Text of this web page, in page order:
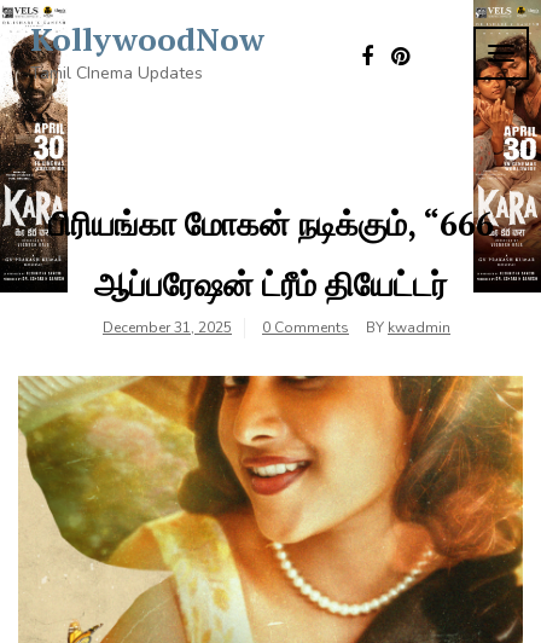
Skip
to
content
KollywoodNow
Tamil CInema Updates
பிரியங்கா மோகன் நடிக்கும், “666
ஆப்பரேஷன் ட்ரீம் தியேட்டர்
December 31, 2025 0 Comments BY kwadmin